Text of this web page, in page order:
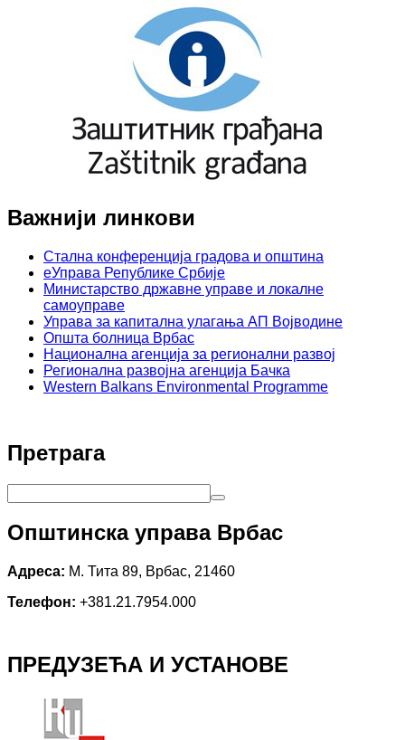
Важнији линкови
Стална конференција градова и општина
еУправа Републике Србије
Министарство државне управе и локалне
самоуправе
Управа за капитална улагања АП Војводине
Општа болница Врбас
Национална агенција за регионални развој
Регионална развојна агенција Бачка
Western Balkans Environmental Programme
Претрага
Општинска управа Врбас
Адреса: М. Тита 89, Врбас, 21460
Телефон: +381.21.7954.000
ПРЕДУЗЕЋА И УСТАНОВЕ